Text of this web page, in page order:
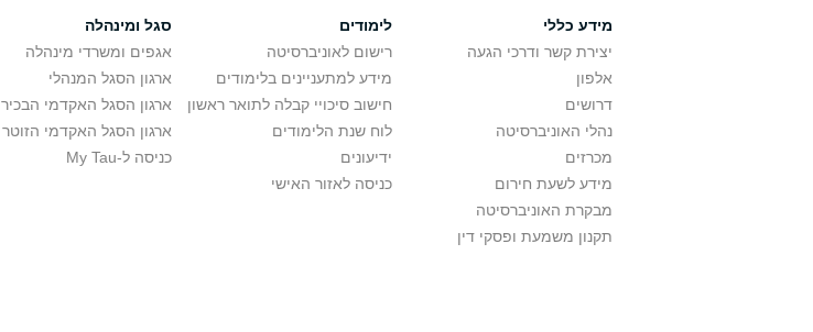
מידע כללי
יצירת קשר ודרכי הגעה
אלפון
דרושים
נהלי האוניברסיטה
מכרזים
מידע לשעת חירום
מבקרת האוניברסיטה
תקנון משמעת ופסקי דין
לימודים
רישום לאוניברסיטה
מידע למתעניינים בלימודים
חישוב סיכויי קבלה לתואר ראשון
לוח שנת הלימודים
ידיעונים
כניסה לאזור האישי
סגל ומינהלה
אגפים ומשרדי מינהלה
ארגון הסגל המנהלי
ארגון הסגל האקדמי הבכיר
ארגון הסגל האקדמי הזוטר
כניסה ל-My Tau